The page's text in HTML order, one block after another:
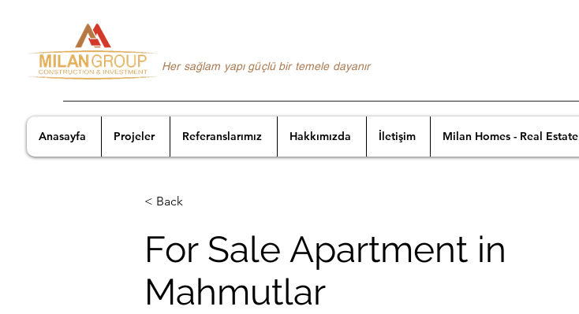
Her sağlam yapı güçlü bir temele dayanır
Anasayfa Projeler Referanslarımız Hakkımızda İletişim Milan Homes - Real Estate
< Back
For Sale Apartment in
Mahmutlar